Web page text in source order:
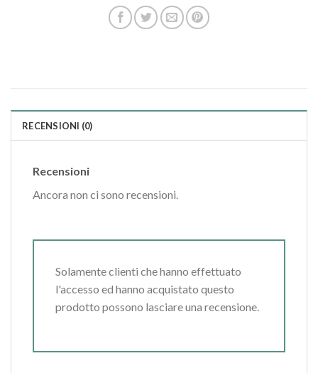
RECENSIONI (0)
Recensioni
Ancora non ci sono recensioni.
Solamente clienti che hanno effettuato
l'accesso ed hanno acquistato questo
prodotto possono lasciare una recensione.